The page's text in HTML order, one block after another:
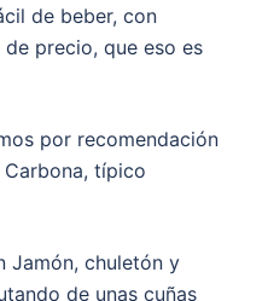
de beber, con
precio, que eso es
por recomendación
típico
Jamón, chuletón y
de unas cuñas